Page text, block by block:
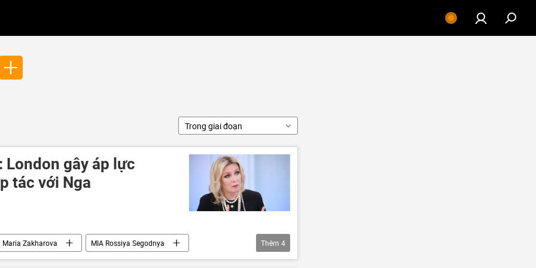
Trong giai đoạn
London gây áp lực
tác với Nga
Maria Zakharova
MIA Rossiya Segodnya
Anh
Thế giới
Thêm 4